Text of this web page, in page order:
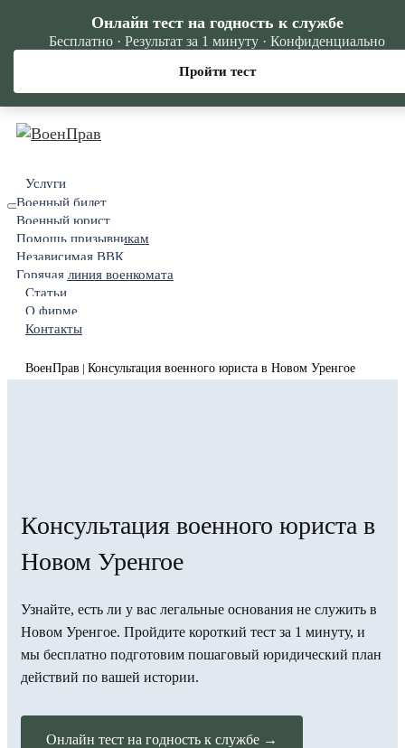
Услуги
Военный билет
Военный юрист
Помощь призывникам
Независимая ВВК
Горячая линия военкомата
Статьи
О фирме
Контакты
ВоенПрав Консультация военного юриста в Новом Уренгое
Консультация военного юриста в
Новом Уренгое
Узнайте, есть ли у вас легальные основания не служить в
Новом Уренгое. Пройдите короткий тест за 1 минуту, и
мы бесплатно подготовим пошаговый юридический план
действий по вашей истории.
Онлайн тест на годность к службе →
Онлайн тест на годность к службе
Бесплатно · Результат за 1 минуту · Конфиденциально
Пройти тест